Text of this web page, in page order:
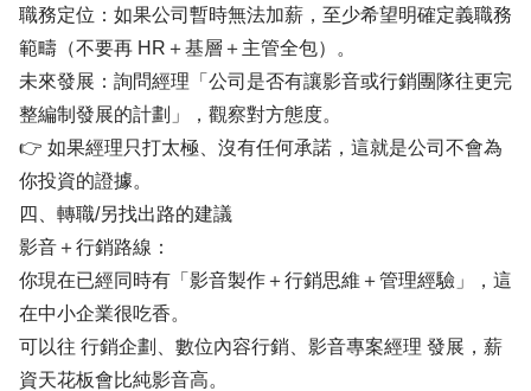
職務定位：如果公司暫時無法加薪，至少希望明確定義職務
範疇（不要再 HR＋基層＋主管全包）。
未來發展：詢問經理「公司是否有讓影音或行銷團隊往更完
整編制發展的計劃」，觀察對方態度。
👉 如果經理只打太極、沒有任何承諾，這就是公司不會為
你投資的證據。
四、轉職/另找出路的建議
影音＋行銷路線：
你現在已經同時有「影音製作＋行銷思維＋管理經驗」，這
在中小企業很吃香。
可以往 行銷企劃、數位內容行銷、影音專案經理 發展，薪
資天花板會比純影音高。